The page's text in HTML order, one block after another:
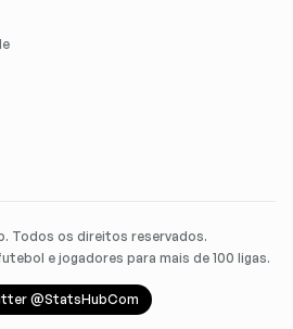
Todos os direitos reservados.
e jogadores para mais de 100 ligas.
@StatsHubCom